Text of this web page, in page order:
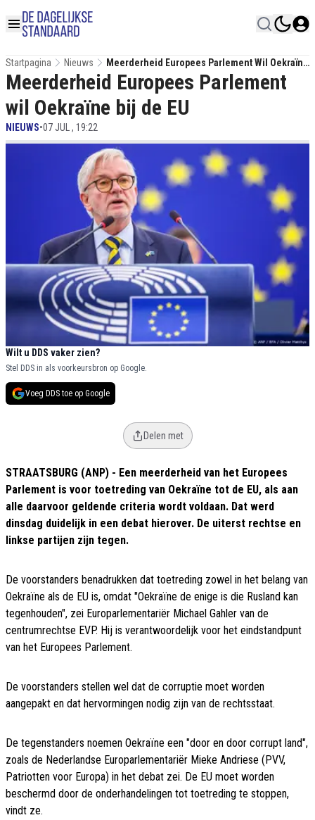
Startpagina Nieuws
Meerderheid Europees Parlement Wil Oekraïne
Bij De EU
Meerderheid Europees Parlement
wil Oekraïne bij de EU
NIEUWS•07 JUL , 19:22
Wilt u DDS vaker zien?
Stel DDS in als voorkeursbron op Google.
Voeg DDS toe op Google
Delen met
STRAATSBURG (ANP) - Een meerderheid van het Europees
Parlement is voor toetreding van Oekraïne tot de EU, als aan
alle daarvoor geldende criteria wordt voldaan. Dat werd
dinsdag duidelijk in een debat hierover. De uiterst rechtse en
linkse partijen zijn tegen.
De voorstanders benadrukken dat toetreding zowel in het belang van
Oekraïne als de EU is, omdat "Oekraïne de enige is die Rusland kan
tegenhouden", zei Europarlementariër Michael Gahler van de
centrumrechtse EVP. Hij is verantwoordelijk voor het eindstandpunt
van het Europees Parlement.
De voorstanders stellen wel dat de corruptie moet worden
aangepakt en dat hervormingen nodig zijn van de rechtsstaat.
De tegenstanders noemen Oekraïne een "door en door corrupt land",
zoals de Nederlandse Europarlementariër Mieke Andriese (PVV,
Patriotten voor Europa) in het debat zei. De EU moet worden
beschermd door de onderhandelingen tot toetreding te stoppen,
vindt ze.